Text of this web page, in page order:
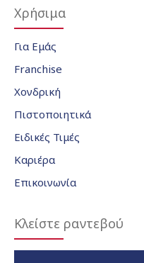
Χρήσιμα
Για Εμάς
Franchise
Χονδρική
Πιστοποιητικά
Ειδικές Τιμές
Καριέρα
Επικοινωνία
Κλείστε ραντεβού